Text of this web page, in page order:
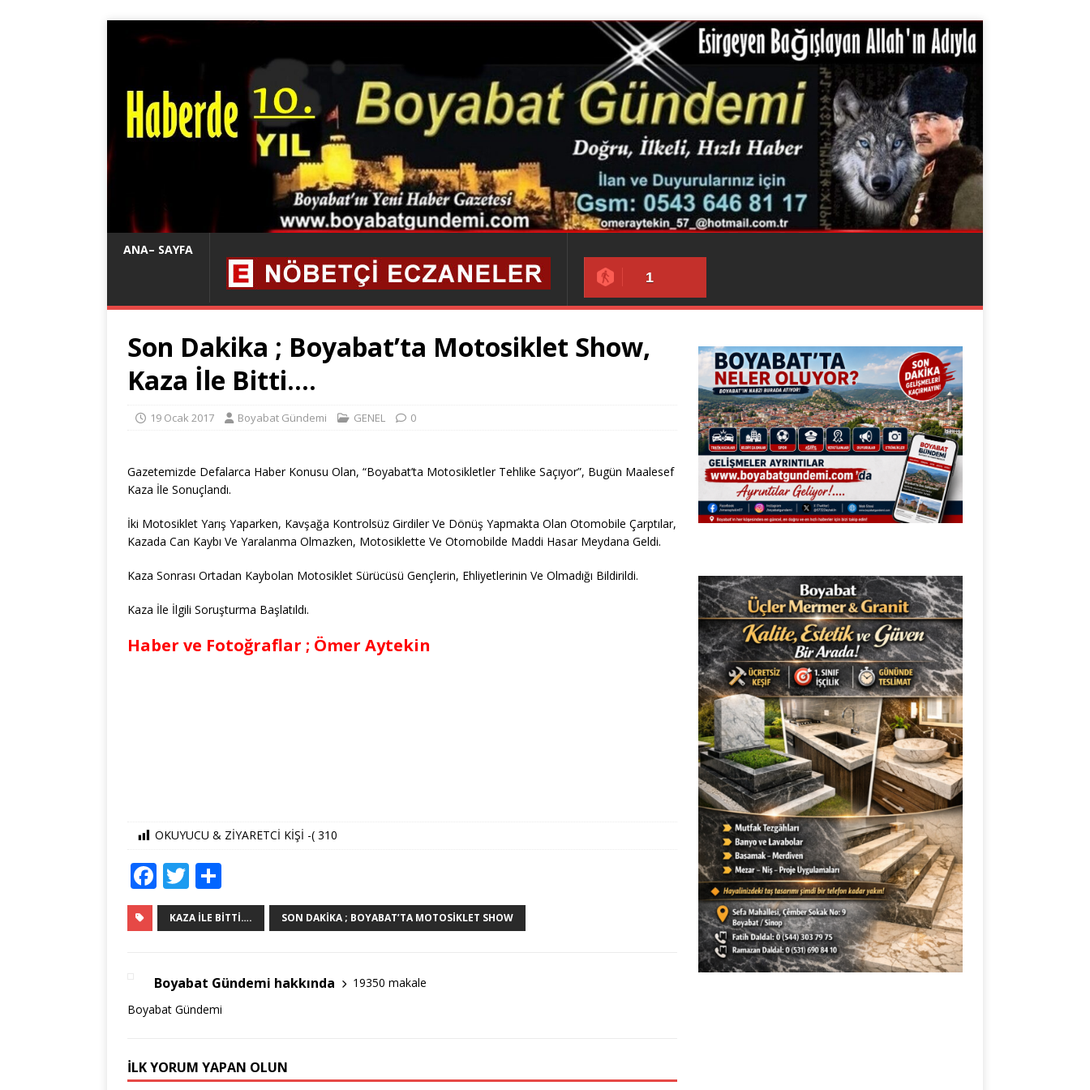
ANA– SAYFA
1
Son Dakika ; Boyabat’ta Motosiklet Show,
Kaza İle Bitti….
19 Ocak 2017 Boyabat Gündemi GENEL 0
Gazetemizde Defalarca Haber Konusu Olan, “Boyabat’ta Motosikletler Tehlike Saçıyor”, Bugün Maalesef
Kaza İle Sonuçlandı.
İki Motosiklet Yarış Yaparken, Kavşağa Kontrolsüz Girdiler Ve Dönüş Yapmakta Olan Otomobile Çarptılar,
Kazada Can Kaybı Ve Yaralanma Olmazken, Motosiklette Ve Otomobilde Maddi Hasar Meydana Geldi.
Kaza Sonrası Ortadan Kaybolan Motosiklet Sürücüsü Gençlerin, Ehliyetlerinin Ve Olmadığı Bildirildi.
Kaza İle İlgili Soruşturma Başlatıldı.
Haber ve Fotoğraflar ; Ömer Aytekin
OKUYUCU & ZİYARETCİ KİŞİ -( 310
F
a
c
b
o
k
T
w
it
r
h
ar
KAZA İLE BITTI…. SON DAKIKA ; BOYABAT’TA MOTOSIKLET SHOW
Boyabat Gündemi hakkında
19350 makale
Boyabat Gündemi
İLK YORUM YAPAN OLUN